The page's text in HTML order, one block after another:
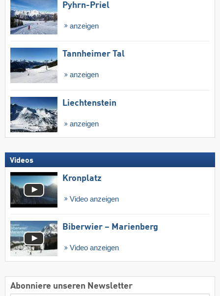
Pyhrn-Priel
anzeigen
Tannheimer Tal
anzeigen
Liechtenstein
anzeigen
Videos
Kronplatz
Video anzeigen
Biberwier – Marienberg
Video anzeigen
Abonniere unseren Newsletter